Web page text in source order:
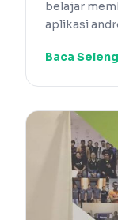
belajar
aplikasi
Baca